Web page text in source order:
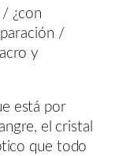
/ ¿con
/
y
está por
el cristal
que todo